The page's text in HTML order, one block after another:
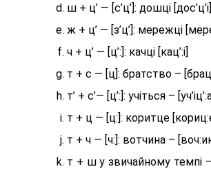
ш + ц’ — [с’ц’]: дошці [дос’ц’і]
ж + ц’ — [з’ц’]: мережці
ч + ц’ — [ц’:]: качці [кац’:і]
т + с — [ц]: братство –
т’ + с’— [ц’:]: учіться –
т + ц — [ц:]: коритце
т + ч — [ч:]: вотчина –
т + ш у звичайному темпі